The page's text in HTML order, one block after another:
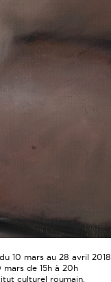
10 mars au 28 avril 2018
mars de 15h à 20h
culturel roumain.